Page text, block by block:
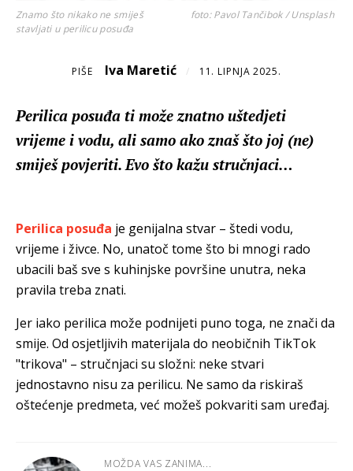
Znamo što nikako ne smiješ
stavljati u perilicu posuđa
foto: Pavol Tančibok / Unsplash
PIŠE Iva Maretić / 11. LIPNJA 2025.
Perilica posuđa ti može znatno uštedjeti
vrijeme i vodu, ali samo ako znaš što joj (ne)
smiješ povjeriti. Evo što kažu stručnjaci…
Perilica posuđa je genijalna stvar – štedi vodu,
vrijeme i živce. No, unatoč tome što bi mnogi rado
ubacili baš sve s kuhinjske površine unutra, neka
pravila treba znati.
Jer iako perilica može podnijeti puno toga, ne znači da
smije. Od osjetljivih materijala do neobičnih TikTok
"trikova" – stručnjaci su složni: neke stvari
jednostavno nisu za perilicu. Ne samo da riskiraš
oštećenje predmeta, već možeš pokvariti sam uređaj.
MOŽDA VAS ZANIMA...